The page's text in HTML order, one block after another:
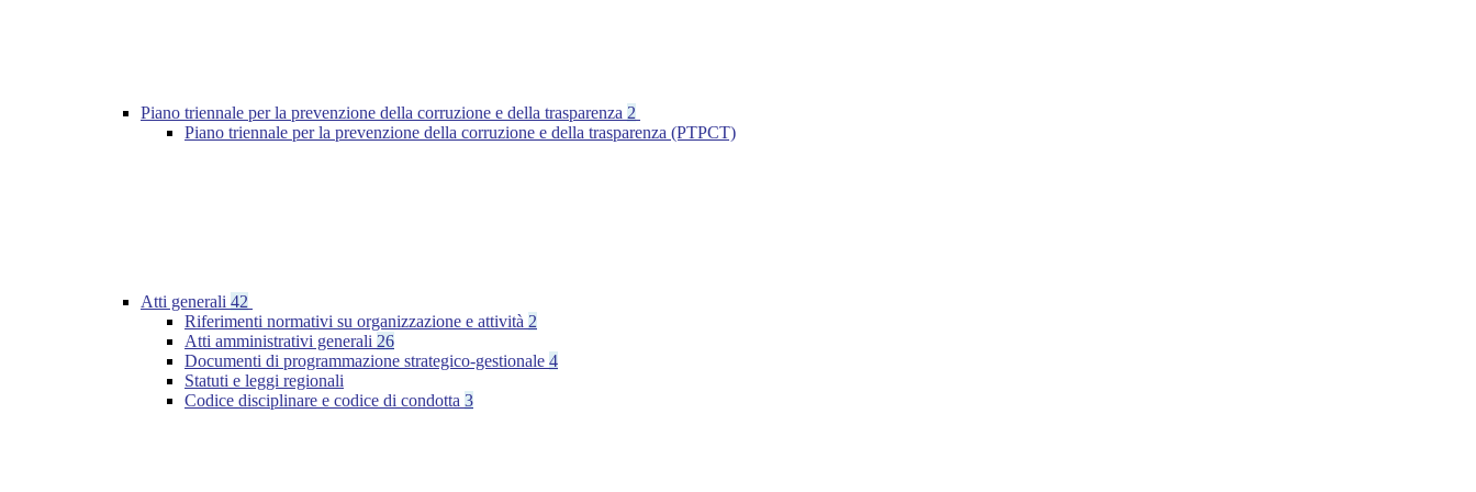
Piano triennale per la prevenzione della corruzione e della trasparenza 2
Piano triennale per la prevenzione della corruzione e della trasparenza (PTPCT)
Atti generali 42
Riferimenti normativi su organizzazione e attività 2
Atti amministrativi generali 26
Documenti di programmazione strategico-gestionale 4
Statuti e leggi regionali
Codice disciplinare e codice di condotta 3